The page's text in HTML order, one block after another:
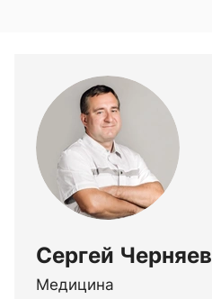
Сергей Черняев
Медицина